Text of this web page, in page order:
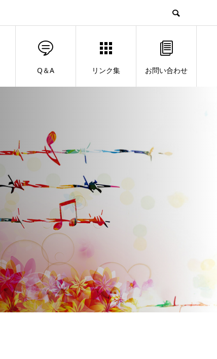
Q＆A リンク集 お問い合わせ